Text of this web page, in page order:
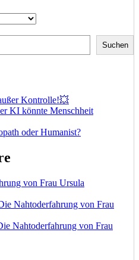
Suchen
Kontrolle!💥
KI könnte Menschheit
oder Humanist?
von Frau Ursula
Nahtoderfahrung von Frau
Nahtoderfahrung von Frau